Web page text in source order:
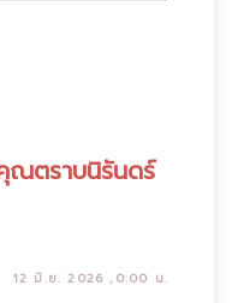
ณตราบนิรันดร์
12 มิ.ย. 2026 ,0:00 น.